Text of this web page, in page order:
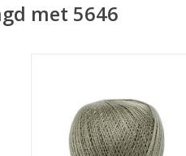
met 5646
TOEVOEGEN AAN WINKELWAGEN